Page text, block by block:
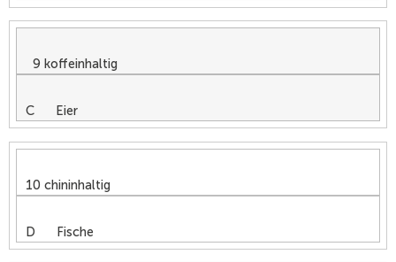
9 koffeinhaltig
C Eier
10 chininhaltig
D Fische